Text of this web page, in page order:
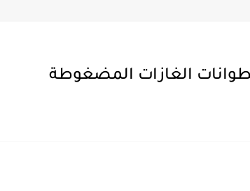
الغازات المضغوطة